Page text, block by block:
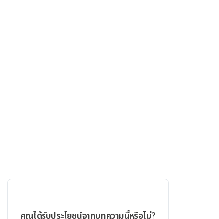
คุณได้รับประโยชน์จากบทความนี้หรือไม่?